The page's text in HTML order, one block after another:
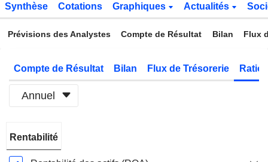
Synthèse Cotations Graphiques Actualités
Prévisions des Analystes Compte de Résultat Bilan Flux
Compte de Résultat Bilan Flux de Trésorerie
Annuel
Fiscale:
Décembre
Rentabilité